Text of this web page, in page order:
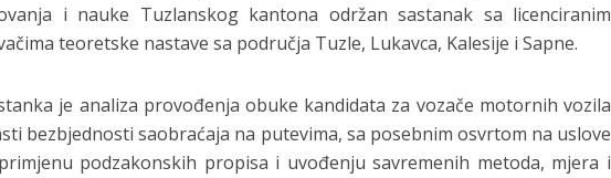
i nauke Tuzlanskog kantona održan sastanak sa licenciranim
teoretske nastave sa područja Tuzle, Lukavca, Kalesije i Sapne.
je analiza provođenja obuke kandidata za vozače motornih vozila
bezbjednosti saobraćaja na putevima, sa posebnim osvrtom na uslove
podzakonskih propisa i uvođenju savremenih metoda, mjera i